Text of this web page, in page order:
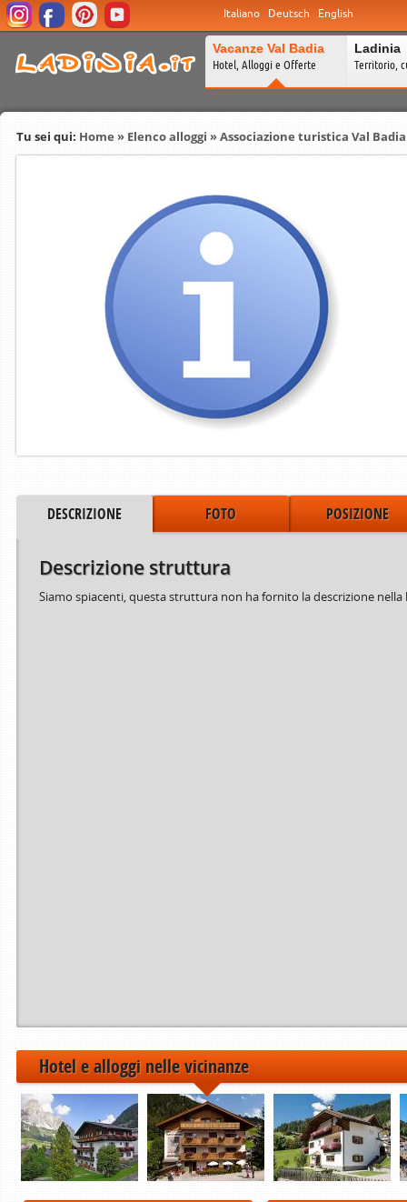
Italiano Deutsch English
Vacanze Val Badia
Hotel, Alloggi e Offerte
Ladinia
Territorio,
Tu sei qui: Home» Elenco alloggi »Associazione turistica Val Badia
DESCRIZIONE FOTO POSIZIONE
Descrizione struttura
Siamo spiacenti, questa struttura non ha fornito la descrizione nella
Hotel e alloggi nelle vicinanze